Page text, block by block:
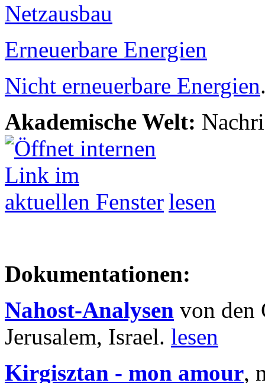
Netzausbau
Erneuerbare Energien
Nicht erneuerbare Energien
Akademische Welt:
lesen
Dokumentationen:
Nahost-Analysen von den
Jerusalem, Israel. lesen
Kirgisztan - mon amour,